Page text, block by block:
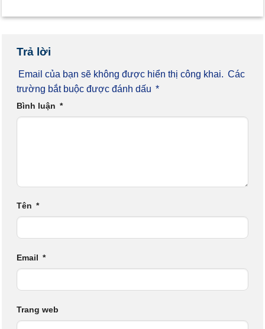
Trả lời
Email của bạn sẽ không được hiển thị công khai. Các
trường bắt buộc được đánh dấu *
Bình luận *
Tên *
Email *
Trang web